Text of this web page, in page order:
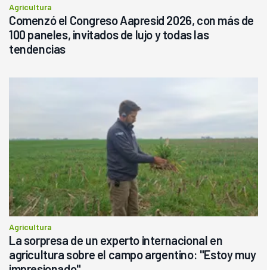
Agricultura
Comenzó el Congreso Aapresid 2026, con más de
100 paneles, invitados de lujo y todas las
tendencias
Agricultura
La sorpresa de un experto internacional en
agricultura sobre el campo argentino: "Estoy muy